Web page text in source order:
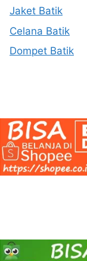
Jaket Batik
Celana Batik
Dompet Batik